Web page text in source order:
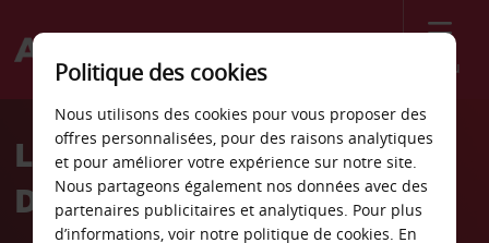
Menu
Welcome
AvisLocation de voiture
Debrecen
Politique des cookies
Nous utilisons des cookies pour vous proposer des
offres personnalisées, pour des raisons analytiques
et pour améliorer votre expérience sur notre site.
Nous partageons également nos données avec des
partenaires publicitaires et analytiques. Pour plus
d’informations, voir notre politique de cookies. En